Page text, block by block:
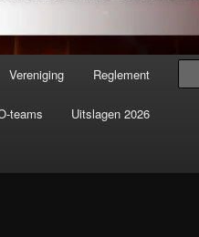
Vereniging Reglement
teams Uitslagen 2026